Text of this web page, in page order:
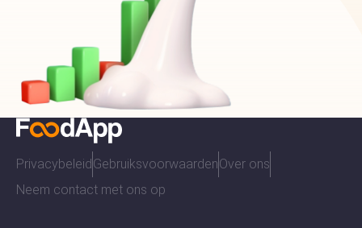
PrivacybeleidGebruiksvoorwaardenOver ons
Neem contact met ons op